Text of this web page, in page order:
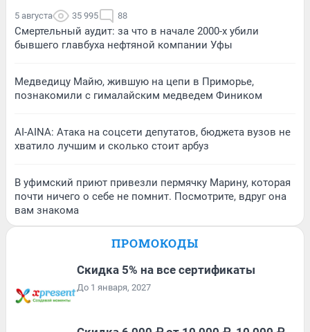
5 августа 35 995 88
Смертельный аудит: за что в начале 2000-х убили
бывшего главбуха нефтяной компании Уфы
Медведицу Майю, жившую на цепи в Приморье,
познакомили с гималайским медведем Фиником
AI-AINA: Атака на соцсети депутатов, бюджета вузов не
хватило лучшим и сколько стоит арбуз
В уфимский приют привезли пермячку Марину, которая
почти ничего о себе не помнит. Посмотрите, вдруг она
вам знакома
ПРОМОКОДЫ
Скидка 5% на все сертификаты
До 1 января, 2027